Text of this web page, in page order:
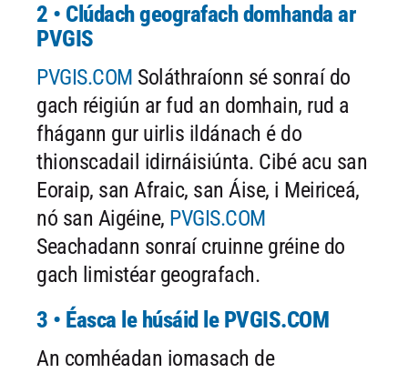
2 • Clúdach geografach domhanda ar
PVGIS
PVGIS.COM Soláthraíonn sé sonraí do
gach réigiún ar fud an domhain, rud a
fhágann gur uirlis ildánach é do
thionscadail idirnáisiúnta. Cibé acu san
Eoraip, san Afraic, san Áise, i Meiriceá,
nó san Aigéine, PVGIS.COM
Seachadann sonraí cruinne gréine do
gach limistéar geografach.
3 • Éasca le húsáid le PVGIS.COM
An comhéadan iomasach de